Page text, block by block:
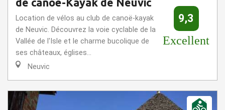
de canoë-Kayak de Neuvic
Location de vélos au club de canoë-kayak
de Neuvic. Découvrez la voie cyclable de la
Vallée de l'Isle et le charme bucolique de
ses châteaux, églises...
Neuvic
9,3
Excellent